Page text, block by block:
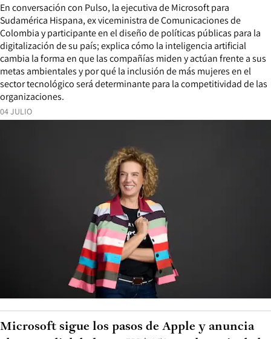
04 JULIO
En conversación con Pulso, la ejecutiva de Microsoft para
Sudamérica Hispana, ex viceministra de Comunicaciones de
Colombia y participante en el diseño de políticas públicas para la
digitalización de su país; explica cómo la inteligencia artificial
cambia la forma en que las compañías miden y actúan frente a sus
metas ambientales y por qué la inclusión de más mujeres en el
sector tecnológico será determinante para la competitividad de las
organizaciones.
Microsoft sigue los pasos de Apple y anuncia